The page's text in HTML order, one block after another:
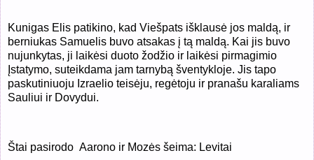
Kunigas Elis patikino, kad Viešpats išklausė jos maldą, ir
berniukas Samuelis buvo atsakas į tą maldą. Kai jis buvo
nujunkytas, ji laikėsi duoto žodžio ir laikėsi pirmagimio
Įstatymo, suteikdama jam tarnybą šventykloje. Jis tapo
paskutiniuoju Izraelio teisėju, regėtoju ir pranašu karaliams
Sauliui ir Dovydui.
Štai pasirodo Aarono ir Mozės šeima: Levitai